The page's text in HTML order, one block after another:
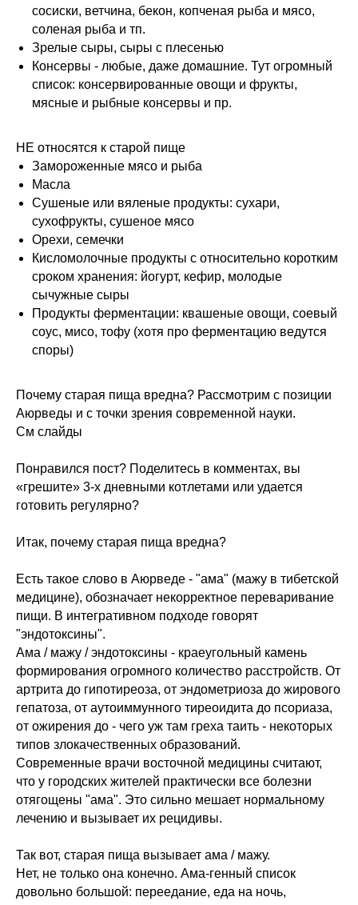
сосиски, ветчина, бекон, копченая рыба и мясо,
соленая рыба и тп.
Зрелые сыры, сыры с плесенью
Консервы - любые, даже домашние. Тут огромный
список: консервированные овощи и фрукты,
мясные и рыбные консервы и пр.
НЕ относятся к старой пище
Замороженные мясо и рыба
Масла
Сушеные или вяленые продукты: сухари,
сухофрукты, сушеное мясо
Орехи, семечки
Кисломолочные продукты с относительно коротким
сроком хранения: йогурт, кефир, молодые
сычужные сыры
Продукты ферментации: квашеные овощи, соевый
соус, мисо, тофу (хотя про ферментацию ведутся
споры)
Почему старая пища вредна? Рассмотрим с позиции
Аюрведы и с точки зрения современной науки.
См слайды
Понравился пост? Поделитесь в комментах, вы
«грешите» 3-х дневными котлетами или удается
готовить регулярно?
Итак, почему старая пища вредна?
Есть такое слово в Аюрведе - "ама" (мажу в тибетской
медицине), обозначает некорректное переваривание
пищи. В интегративном подходе говорят
"эндотоксины".
Ама / мажу / эндотоксины - краеугольный камень
формирования огромного количество расстройств. От
артрита до гипотиреоза, от эндометриоза до жирового
гепатоза, от аутоиммунного тиреоидита до псориаза,
от ожирения до - чего уж там греха таить - некоторых
типов злокачественных образований.
Современные врачи восточной медицины считают,
что у городских жителей практически все болезни
отягощены "ама". Это сильно мешает нормальному
лечению и вызывает их рецидивы.
Так вот, старая пища вызывает ама / мажу.
Нет, не только она конечно. Ама-генный список
довольно большой: переедание, еда на ночь,